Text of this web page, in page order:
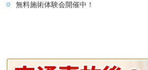
無料施術体験会開催中！